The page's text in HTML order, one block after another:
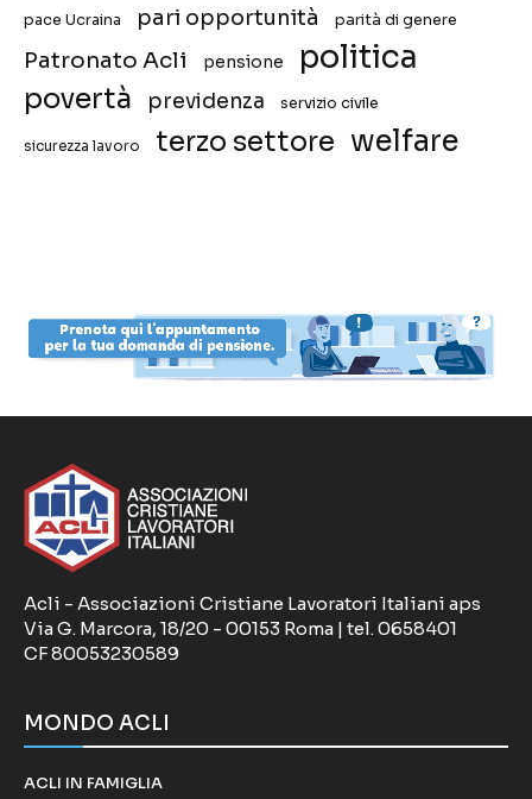
pace Ucraina pari opportunità parità di genere
Patronato Acli pensione politica
povertà previdenza servizio civile
sicurezza lavoro terzo settore welfare
Acli - Associazioni Cristiane Lavoratori Italiani aps
Via G. Marcora, 18/20 - 00153 Roma | tel. 0658401
CF 80053230589
MONDO ACLI
ACLI IN FAMIGLIA